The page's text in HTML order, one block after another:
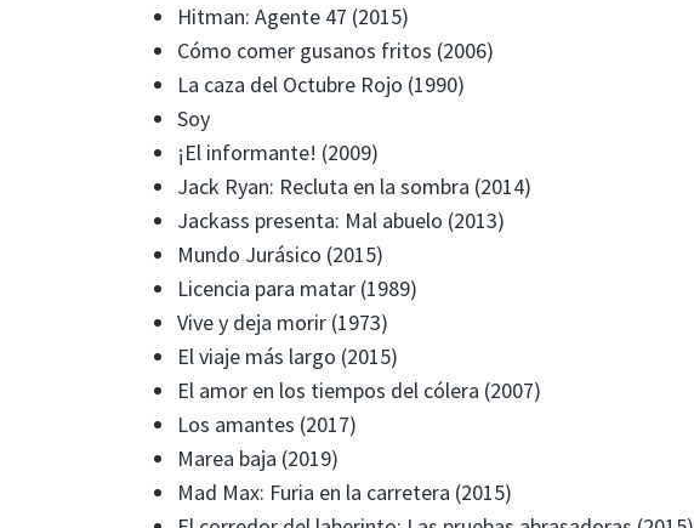
Hitman: Agente 47 (2015)
Cómo comer gusanos fritos (2006)
La caza del Octubre Rojo (1990)
Soy
¡El informante! (2009)
Jack Ryan: Recluta en la sombra (2014)
Jackass presenta: Mal abuelo (2013)
Mundo Jurásico (2015)
Licencia para matar (1989)
Vive y deja morir (1973)
El viaje más largo (2015)
El amor en los tiempos del cólera (2007)
Los amantes (2017)
Marea baja (2019)
Mad Max: Furia en la carretera (2015)